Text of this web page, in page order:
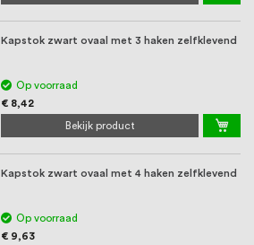
Kapstok zwart ovaal met 3 haken zelfklevend
Op voorraad
€ 8,42
Bekijk product
Kapstok zwart ovaal met 4 haken zelfklevend
Op voorraad
€ 9,63